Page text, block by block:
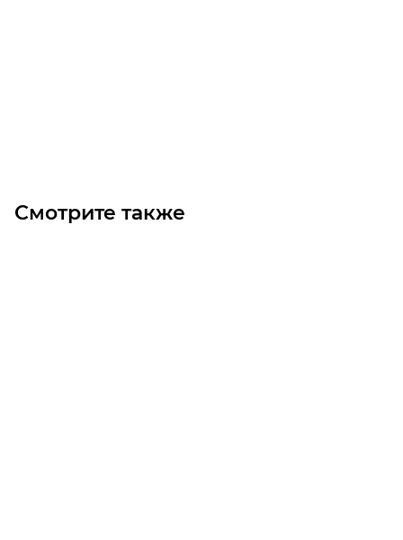
Смотрите также